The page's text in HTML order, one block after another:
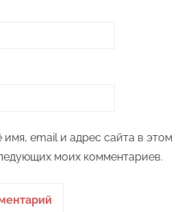
email и адрес сайта в этом
моих комментариев.